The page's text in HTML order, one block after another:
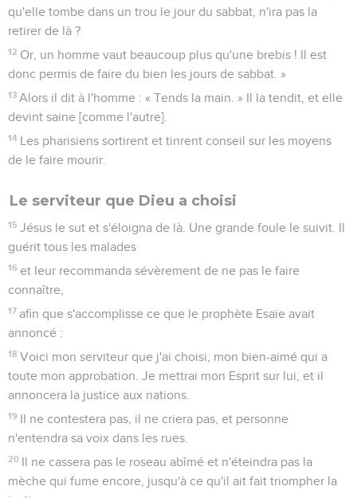
qu'elle tombe dans un trou le jour du sabbat, n'ira pas la
retirer de là ?
12 Or, un homme vaut beaucoup plus qu'une brebis ! Il est
donc permis de faire du bien les jours de sabbat. »
13 Alors il dit à l'homme : « Tends la main. » Il la tendit, et elle
devint saine [comme l'autre].
14 Les pharisiens sortirent et tinrent conseil sur les moyens
de le faire mourir.
Le serviteur que Dieu a choisi
15 Jésus le sut et s'éloigna de là. Une grande foule le suivit. Il
guérit tous les malades
16 et leur recommanda sévèrement de ne pas le faire
connaître,
17 afin que s'accomplisse ce que le prophète Esaïe avait
annoncé :
18 Voici mon serviteur que j'ai choisi, mon bien-aimé qui a
toute mon approbation. Je mettrai mon Esprit sur lui, et il
annoncera la justice aux nations.
19 Il ne contestera pas, il ne criera pas, et personne
n'entendra sa voix dans les rues.
20 Il ne cassera pas le roseau abîmé et n'éteindra pas la
mèche qui fume encore, jusqu'à ce qu'il ait fait triompher la